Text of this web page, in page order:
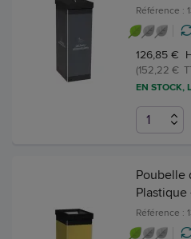
Référence :
126,85 €
(152,22 €
EN STOCK,
Poubelle
Référence :